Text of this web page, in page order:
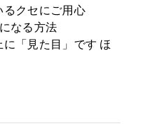
クセにご用心
なる方法
「見た目」です ほ